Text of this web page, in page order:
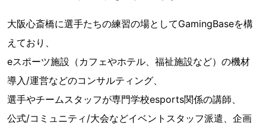
大阪心斎橋に選手たちの練習の場としてGamingBaseを構
えており、
eスポーツ施設（カフェやホテル、福祉施設など）の機材
導入/運営などのコンサルティング、
選手やチームスタッフが専門学校esports関係の講師、
公式/コミュニティ/大会などイベントスタッフ派遣、企画